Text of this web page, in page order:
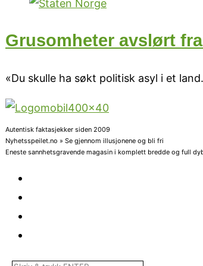
Grusomheter avslørt
«Du skulle ha søkt politisk asyl i et
Autentisk faktasjekker siden 2009
Nyhetsspeilet.no » Se gjennom illusjonene og bli fri
Eneste sannhetsgravende magasin i komplett bredde og full